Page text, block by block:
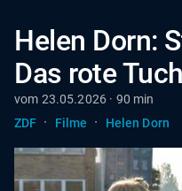
Helen Dorn:
Das rote Tuch
vom 23.05.2026 · 90 min
ZDF · Filme · Helen Dorn